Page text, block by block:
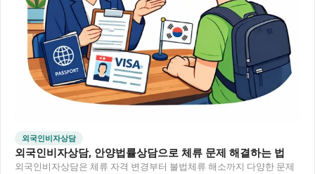
외국인비자상담
외국인비자상담, 안양법률상담으로 체류 문제 해결하는 법
외국인비자상담은 체류 자격 변경부터 불법체류 해소까지 다양한 문제